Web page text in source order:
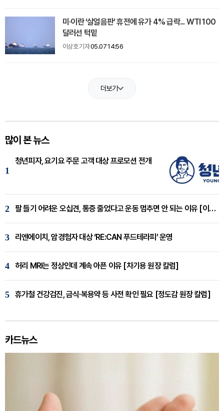
미·이란 ‘살얼음판’ 휴전에 유가 4% 급락... WTI 100
달러선 턱밑
이상호 기자05.07 14:56
더보기
많이 본 뉴스
1
청년피자, 요기요 주문 고객 대상 프로모션 전개
2 팔 들기 어려운 오십견, 통증 줄었다고 운동 멈추면 안 되는 이유 [이병욱 원장 칼럼]
3 리엔에이치, 암경험자 대상 ‘RE:CAN 푸드테라피’ 운영
4 허리 MRI는 정상인데 계속 아픈 이유 [차기용 원장 칼럼]
5 휴가철 건강검진, 금식·복용약 등 사전 확인 필요 [정도감 원장 칼럼]
카드뉴스